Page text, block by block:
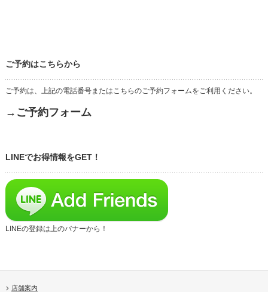
ご予約はこちらから
ご予約は、上記の電話番号またはこちらのご予約フォームをご利用ください。
→ご予約フォーム
LINEでお得情報をGET！
LINEの登録は上のバナーから！
店舗案内